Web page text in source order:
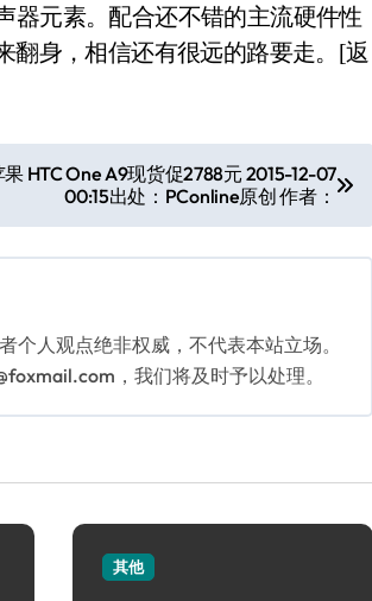
器元素。配合还不错的主流硬件性
身，相信还有很远的路要走。
[返
HTC One A9现货促2788元 2015-12-07
00:15出处：PConline原创 作者：
个人观点绝非权威，不代表本站立场。
，我们将及时予以处理。
其他